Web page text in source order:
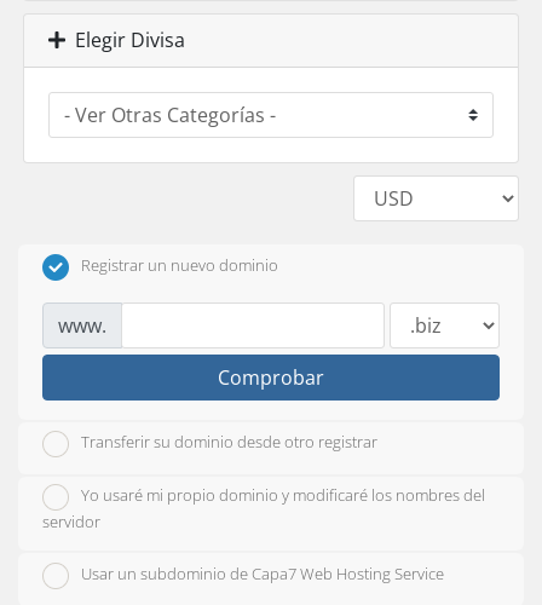
Elegir Divisa
Registrar un nuevo dominio
www.
Comprobar
Transferir su dominio desde otro registrar
Yo usaré mi propio dominio y modificaré los nombres del
servidor
Usar un subdominio de Capa7 Web Hosting Service